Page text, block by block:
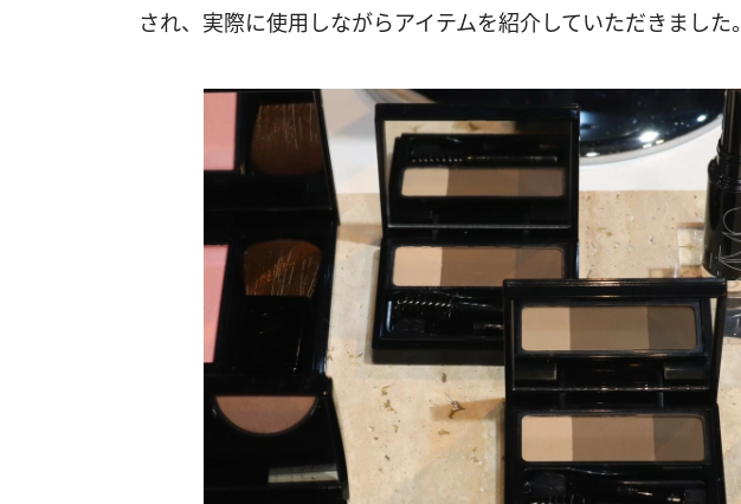
され、実際に使用しながらアイテムを紹介していただきました。